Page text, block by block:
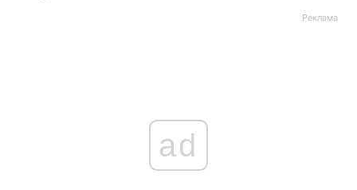
Реклама
ad